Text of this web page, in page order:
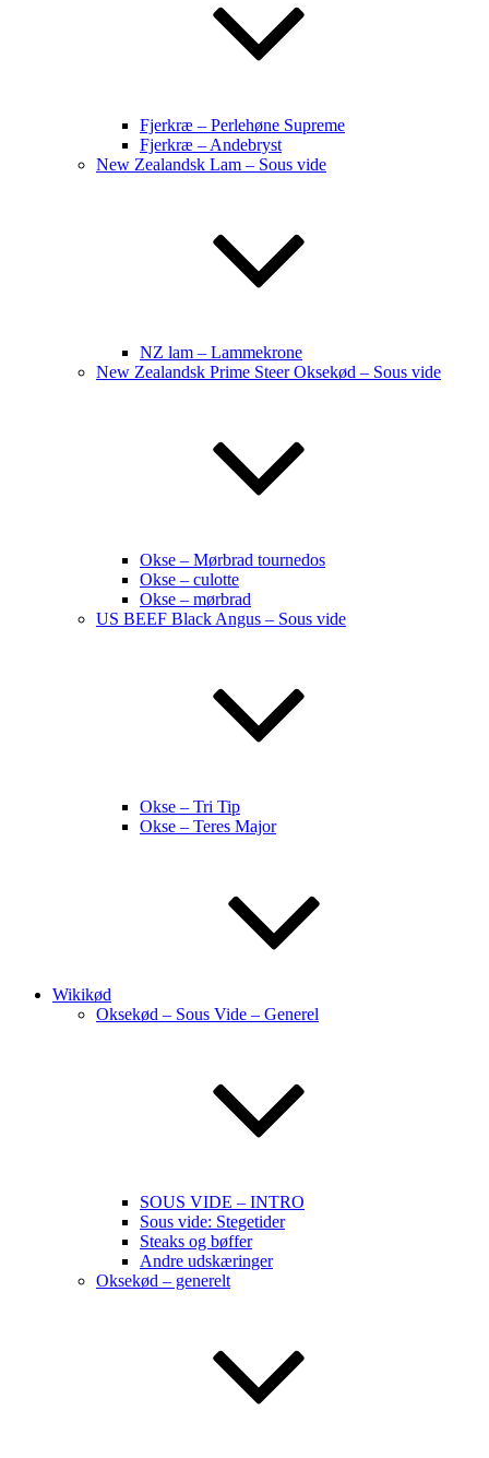
Fjerkræ – Perlehøne Supreme
Fjerkræ – Andebryst
New Zealandsk Lam – Sous vide
NZ lam – Lammekrone
New Zealandsk Prime Steer Oksekød – Sous vide
Okse – Mørbrad tournedos
Okse – culotte
Okse – mørbrad
US BEEF Black Angus – Sous vide
Okse – Tri Tip
Okse – Teres Major
Wikikød
Oksekød – Sous Vide – Generel
SOUS VIDE – INTRO
Sous vide: Stegetider
Steaks og bøffer
Andre udskæringer
Oksekød – generelt